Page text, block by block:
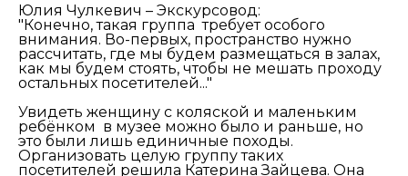
Юлия Чулкевич – Экскурсовод:
"Конечно, такая группа требует особого
внимания. Во-первых, пространство нужно
рассчитать, где мы будем размещаться в залах,
как мы будем стоять, чтобы не мешать проходу
остальных посетителей..."
Увидеть женщину с коляской и маленьким
ребёнком в музее можно было и раньше, но
это были лишь единичные походы.
Организовать целую группу таких
посетителей решила Катерина Зайцева. Она